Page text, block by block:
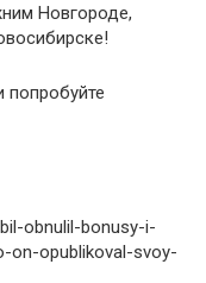
Новгороде,
попробуйте
obnulil-bonusy-i-
on-opublikoval-svoy-